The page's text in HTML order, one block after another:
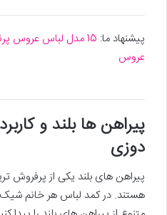
پیشنهاد ما:
15 مدل لباس عروس
عروس
پیراهن ها بلند و
دوزی
پیراهن های بلند یکی از پرفروش
هستند. در کمد لباس هر خانم